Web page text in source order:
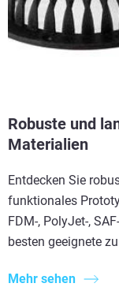
Robuste und
Materialien
Entdecken Sie
funktionales
FDM-, PolyJet-,
besten geeignete
Mehr sehen